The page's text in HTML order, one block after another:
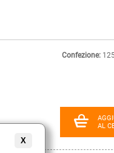
X
Confezione:
AL